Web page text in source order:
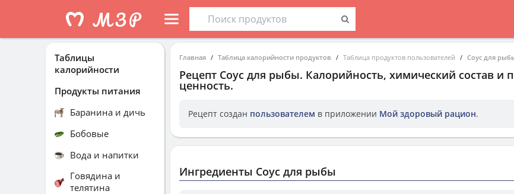
Главная Таблица калорийности продуктов Таблица продуктов пользователей Соус для
Рецепт Соус для рыбы. Калорийность, химический состав и
ценность.
Рецепт создан пользователем в приложении Мой здоровый рацион.
Ингредиенты Соус для рыбы
Таблицы
калорийности
Продукты питания
Баранина и дичь
Бобовые
Вода и напитки
Говядина и
телятина